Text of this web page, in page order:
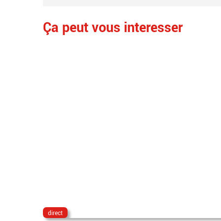
Ça peut vous interesser
direct